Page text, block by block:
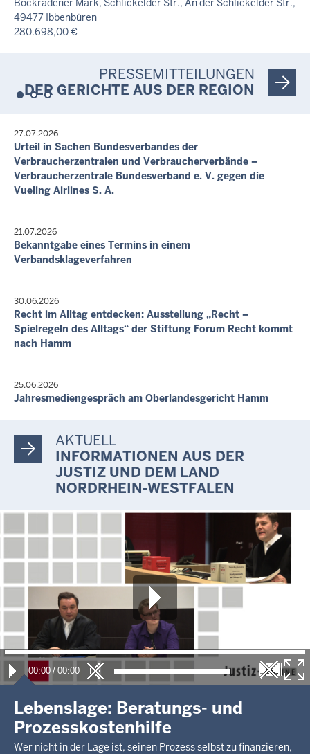
Hauptverhandlungstermin
Strafsache - 640 Ds 39/26
Nicht öffentlich
Hauptverhandlungstermin
Strafsache - 620 Ds 282/26
6. Aug. 2026, 18:00 Uhr
Bockradener Mark, Schlickelder Str., An der Schlickelder Str.,
49477 Ibbenbüren
280.698,00 €
unterkellertes Reihenendhaus
Eichendorffstraße 48, 49479 Ibbenbüren
153.000,00 €
Garage, Einfamilienhaus
Gründkenliet 5, 49479 Ibbenbüren
184.000,00 €
7. Okt. 2026, 10:00 Uhr
Garage, Einfamilienhaus
673.000,00 €
21. Okt. 2026, 10:00 Uhr
Eigentumswohnung
4. Nov. 2026, 10:00 Uhr
Einfamilienhaus
Rosmarinstiege 10, 49477 Ibbenbüren
18. Nov. 2026, 10:00 Uhr
Zweifamilienhaus
Merschweg 1, 49509 Recke
Letzte Aktualisierung:
Heute, 03:07 Uhr
PRESSEMITTEILUNGEN
DER GERICHTE AUS DER REGION
27.07.2026
Urteil in Sachen Bundesverbandes der
Verbraucherzentralen und Verbraucherverbände –
Verbraucherzentrale Bundesverband e. V. gegen die
Vueling Airlines S. A.
21.07.2026
Bekanntgabe eines Termins in einem
Verbandsklageverfahren
30.06.2026
Recht im Alltag entdecken: Ausstellung „Recht –
Spielregeln des Alltags“ der Stiftung Forum Recht kommt
nach Hamm
25.06.2026
Jahresmediengespräch am Oberlandesgericht Hamm
AKTUELL
INFORMATIONEN AUS DER
JUSTIZ UND DEM LAND
NORDRHEIN-WESTFALEN
00:00 / 00:00
Lebenslage: Beratungs- und
Prozesskostenhilfe
Wer nicht in der Lage ist, seinen Prozess selbst zu finanzieren,